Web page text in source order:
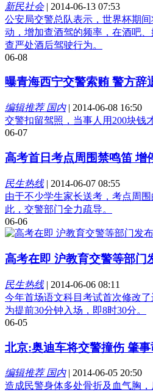
新民社会| 2014-06-13 07:53
公安局交警总队表示，世界杯期
动，增加查酒驾的频率，在酒吧
查严处酒后驾驶行为。
06-08
曝青海西宁交警索贿 警方辞
编辑推荐 国内| 2014-06-08 16:50
交警扣留驾照，当事人用200块钱才
06-07
高考首日考点周围禁鸣笛 增
民生热线| 2014-06-07 08:55
由于不少学生家长送考，考点周
此，交警部门全力疏导。
06-06
高考在即 沪教育交警等部门
民生热线| 2014-06-06 08:11
今年首场语文科目考试首次修改
为提前30分钟入场，即8时30分。
06-05
北京:奥迪车将交警撞伤 肇事
编辑推荐 国内| 2014-06-05 20:50
造成民警身体多处骨折及血气胸，